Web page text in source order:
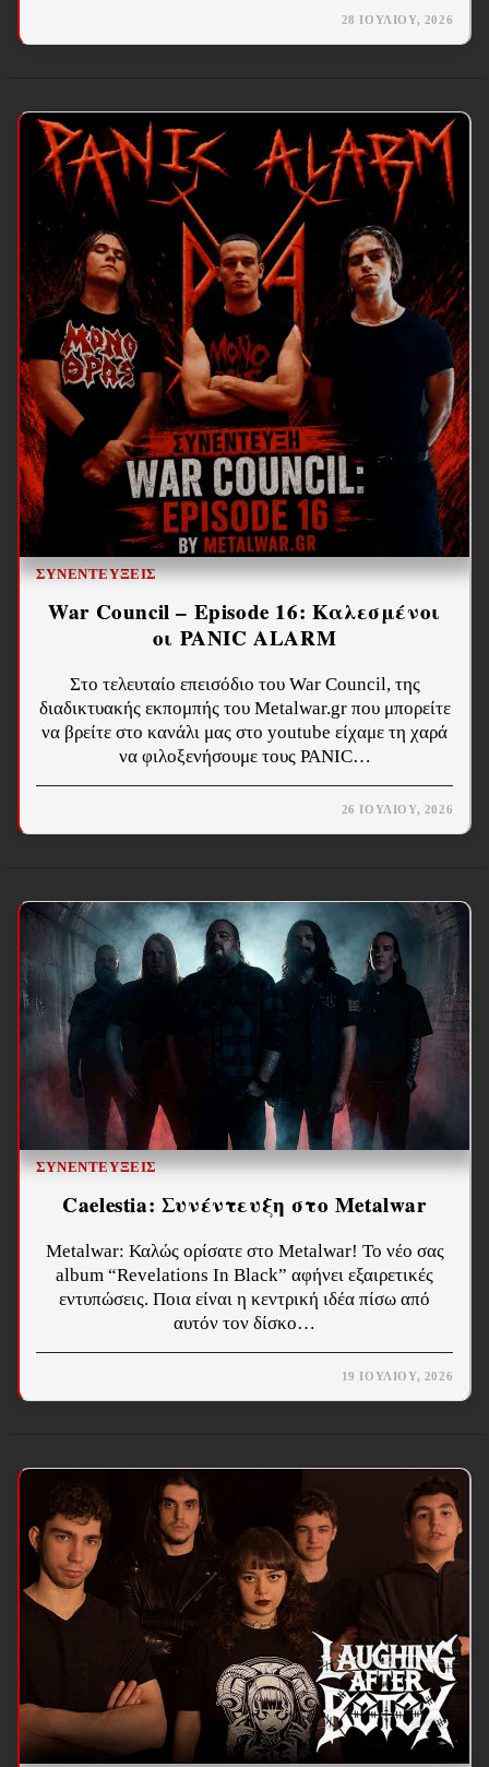
28 ΙΟΥΛΊΟΥ, 2026
ΣΥΝΕΝΤΕΎΞΕΙΣ
War Council – Episode 16: Καλεσμένοι
οι PANIC ALARM
Στο τελευταίο επεισόδιο του War Council, της
διαδικτυακής εκπομπής του Metalwar.gr που μπορείτε
να βρείτε στο κανάλι μας στο youtube είχαμε τη χαρά
να φιλοξενήσουμε τους PANIC…
26 ΙΟΥΛΊΟΥ, 2026
ΣΥΝΕΝΤΕΎΞΕΙΣ
Caelestia: Συνέντευξη στο Metalwar
Metalwar: Καλώς ορίσατε στο Metalwar! Το νέο σας
album “Revelations In Black” αφήνει εξαιρετικές
εντυπώσεις. Ποια είναι η κεντρική ιδέα πίσω από
αυτόν τον δίσκο…
19 ΙΟΥΛΊΟΥ, 2026